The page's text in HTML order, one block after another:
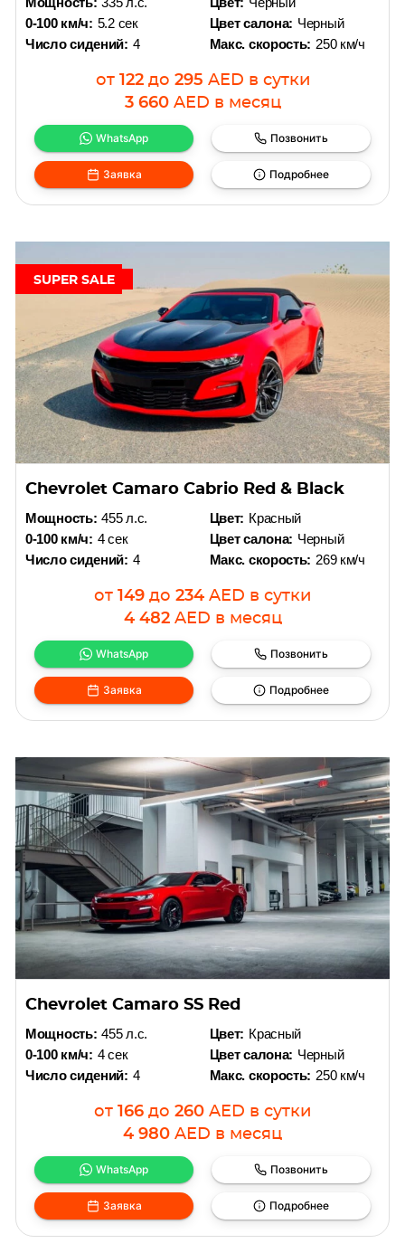
0-100 км/ч: 5.2 сек
Число сидений: 4
Цвет салона: Черный
Макс. скорость: 250 км/ч
от 122 до 295 AED в сутки
3 660 AED в месяц
WhatsApp Позвонить
Заявка Подробнее
SUPER SALE
Chevrolet Camaro Cabrio Red & Black
Мощность: 455 л.с.
0-100 км/ч: 4 сек
Число сидений: 4
Цвет: Красный
Цвет салона: Черный
Макс. скорость: 269 км/ч
от 149 до 234 AED в сутки
4 482 AED в месяц
WhatsApp Позвонить
Заявка Подробнее
Chevrolet Camaro SS Red
Мощность: 455 л.с.
0-100 км/ч: 4 сек
Число сидений: 4
Цвет: Красный
Цвет салона: Черный
Макс. скорость: 250 км/ч
от 166 до 260 AED в сутки
4 980 AED в месяц
WhatsApp Позвонить
Заявка Подробнее